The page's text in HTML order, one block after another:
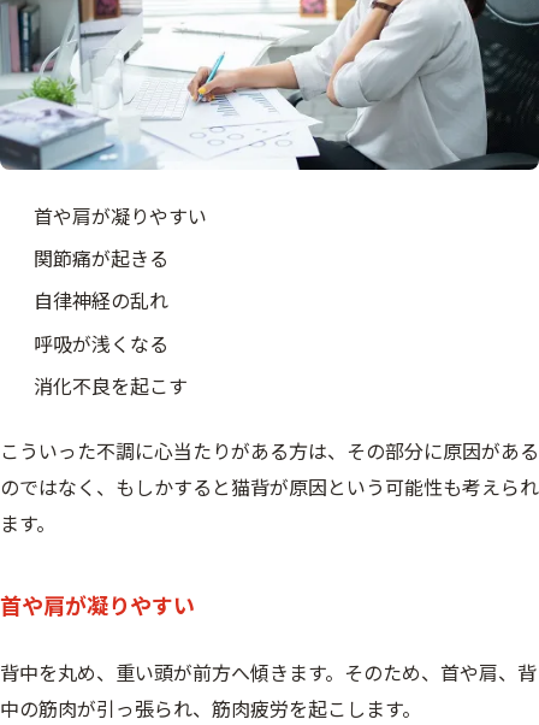
首や肩が凝りやすい
関節痛が起きる
自律神経の乱れ
呼吸が浅くなる
消化不良を起こす
こういった不調に心当たりがある方は、その部分に原因がある
のではなく、もしかすると猫背が原因という可能性も考えられ
ます。
首や肩が凝りやすい
背中を丸め、重い頭が前方へ傾きます。そのため、首や肩、背
中の筋肉が引っ張られ、筋肉疲労を起こします。